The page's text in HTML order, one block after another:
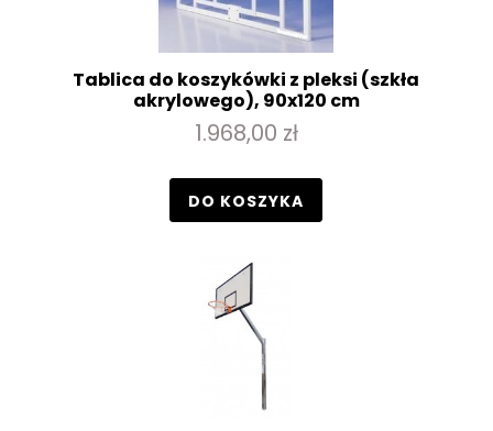
Tablica do koszykówki z pleksi (szkła
akrylowego), 90x120 cm
1.968,00 zł
DO KOSZYKA